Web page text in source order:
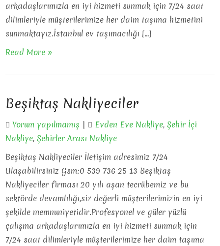
arkadaşlarımızla en iyi hizmeti sunmak için 7/24 saat
dilimleriyle müşterilerimize her daim taşıma hizmetini
sunmaktayız.İstanbul ev taşımacılığı […]
Read More »
Beşiktaş Nakliyeciler
Yorum yapılmamış | Evden Eve Nakliye,Şehir İçi
Nakliye,Şehirler Arası Nakliye
Beşiktaş Nakliyeciler İletişim adresimiz 7/24
Ulaşabilirsiniz Gsm:0 539 736 25 13 Beşiktaş
Nakliyeciler firması 20 yılı aşan tecrübemiz ve bu
sektörde devamlılığı,siz değerli müşterilerimizin en iyi
şekilde memnuniyetidir.Profesyonel ve güler yüzlü
çalışma arkadaşlarımızla en iyi hizmeti sunmak için
7/24 saat dilimleriyle müşterilerimize her daim taşıma